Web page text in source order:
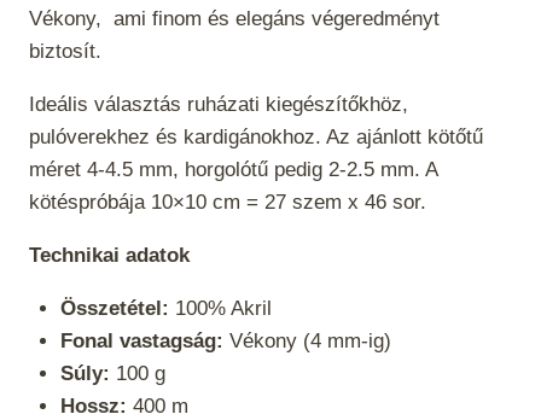
Vékony, ami finom és elegáns végeredményt
biztosít.
Ideális választás ruházati kiegészítőkhöz,
pulóverekhez és kardigánokhoz. Az ajánlott kötőtű
méret 4-4.5 mm, horgolótű pedig 2-2.5 mm. A
kötéspróbája 10×10 cm = 27 szem x 46 sor.
Technikai adatok
Összetétel: 100% Akril
Fonal vastagság: Vékony (4 mm-ig)
Súly: 100 g
Hossz: 400 m